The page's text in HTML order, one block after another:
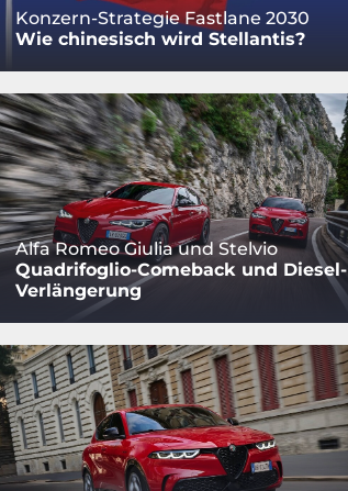
Konzern-Strategie Fastlane 2030
Wie chinesisch wird Stellantis?
Alfa Romeo Giulia und Stelvio
Quadrifoglio-Comeback und Diesel-
Verlängerung